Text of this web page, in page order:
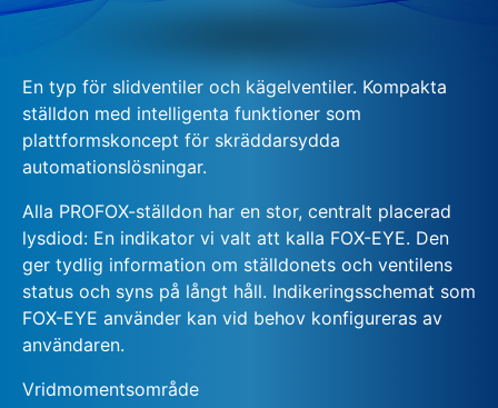
En typ för slidventiler och kägelventiler. Kompakta
ställdon med intelligenta funktioner som
plattformskoncept för skräddarsydda
automationslösningar.
Alla PROFOX-ställdon har en stor, centralt placerad
lysdiod: En indikator vi valt att kalla FOX-EYE. Den
ger tydlig information om ställdonets och ventilens
status och syns på långt håll. Indikeringsschemat som
FOX-EYE använder kan vid behov konfigureras av
användaren.
Vridmomentsområde